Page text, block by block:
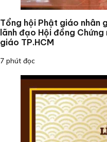
Tổng hội Phật giáo nhân
lãnh đạo Hội đồng Chứng
giáo TP.HCM
7 phút đọc